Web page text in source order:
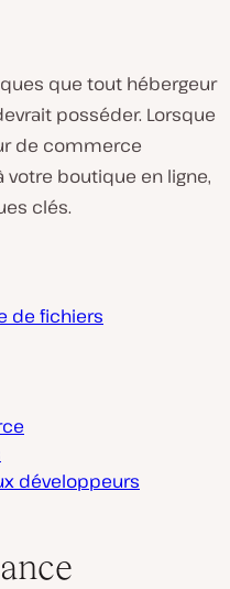
que tout hébergeur
posséder. Lorsque
de commerce
boutique en ligne,
clés.
de fichiers
développeurs